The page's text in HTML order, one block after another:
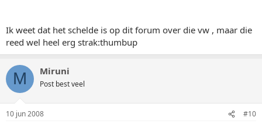
Ik weet dat het schelde is op dit forum over die vw , maar die
reed wel heel erg strak:thumbup
M Miruni
Post best veel
10 jun 2008 #10